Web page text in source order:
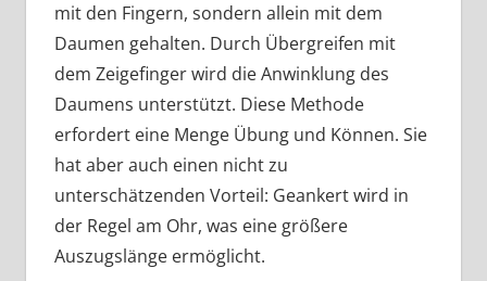
mit den Fingern, sondern allein mit dem
Daumen gehalten. Durch Übergreifen mit
dem Zeigefinger wird die Anwinklung des
Daumens unterstützt. Diese Methode
erfordert eine Menge Übung und Können. Sie
hat aber auch einen nicht zu
unterschätzenden Vorteil: Geankert wird in
der Regel am Ohr, was eine größere
Auszugslänge ermöglicht.